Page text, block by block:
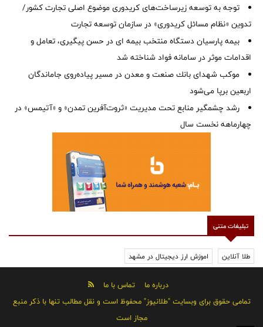
توجه به توسعه زیرساخت‌های کریدوری موضوع اصلی تجارت کشور/
تدوین «نظام مسائل کریدوری» در سازمان توسعه تجارت
بیمه پارسیان دستگاه منتخب بیمه ای در حسن پیگیری، تعامل و
اقدامات موثر در سامانه فواد شناخته شد
موكب شهدای بانك صنعت و معدن در مسیر پیاده‌روی جاماندگان
اربعین برپا می‌شود
رشد چشمگیر منابع تحت مدیریت «ثروت‌آفرین تمدن» و «آتیمس» در
چهارماهه نخست سال
تبلیغات متنی
طلا آنلاین اموزش ارز دیجیتال در مشهد
درباره ما
تماس با ما
تمامی حقوق برای وبسایت "طلانیوز" محفوظ است و نقل مطالب تنها با ذکر منبع
مجاز است